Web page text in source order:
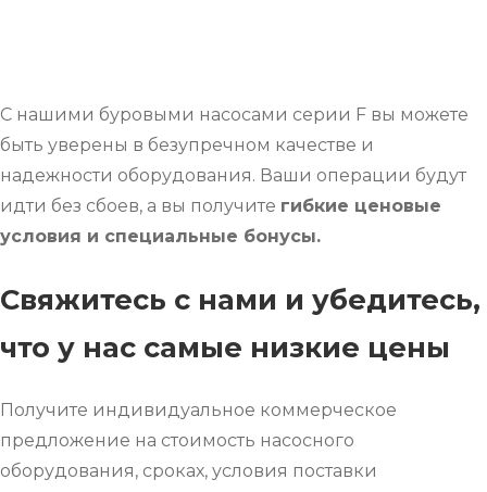
С нашими буровыми насосами серии F вы можете
быть уверены в безупречном качестве и
надежности оборудования. Ваши операции будут
идти без сбоев, а вы получите гибкие ценовые
условия и специальные бонусы.
Свяжитесь с нами и убедитесь,
что у нас самые низкие цены
Получите индивидуальное коммерческое
предложение на стоимость насосного
оборудования, сроках, условия поставки